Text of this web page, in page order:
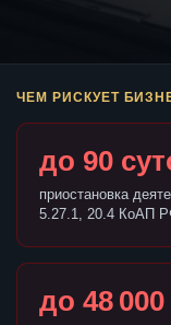
ЧЕМ РИСКУЕТ
до 90
приостановка
5.27.1, 20.4 КоАП
до 48 000